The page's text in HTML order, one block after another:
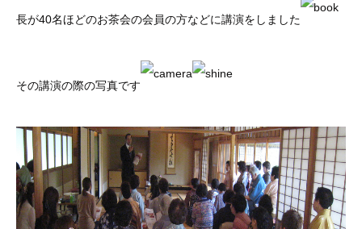
長が40名ほどのお茶会の会員の方などに講演をしました
その講演の際の写真です